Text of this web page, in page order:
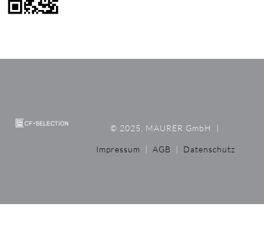
© 2025, MAURER GmbH |
Impressum | AGB | Datenschutz